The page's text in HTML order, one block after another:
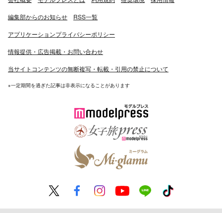
編集部からのお知らせ RSS一覧
アプリケーションプライバシーポリシー
情報提供・広告掲載・お問い合わせ
当サイトコンテンツの無断複写・転載・引用の禁止について
※一定期間を過ぎた記事は非表示になることがあります